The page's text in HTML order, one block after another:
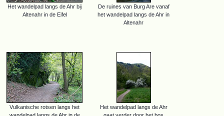
Het wandelpad langs de Ahr bij
Altenahr in de Eifel
De ruines van Burg Are vanaf
het wandelpad langs de Ahr in
Altenahr
Vulkanische rotsen langs het
Het wandelpad langs de Ahr